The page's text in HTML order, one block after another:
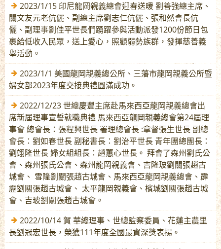
2023/1/15 印尼龍岡親義總會迎春送暖 劉善強總主席、
關文友元老伉儷、副總主席劉志仁伉儷、張和然會長伉
儷、副理事劉佳平世長們踴躍參與活動派發1200份節日包
裹給低收入民眾，送上愛心，照顧弱勢族群，發揮慈善義
舉活動。
2023/1/1 美國龍岡親義總公所、三藩市龍岡親義公所暨
婦女部2023年度交接典禮圓滿成功。
2022/12/23 世總慶豐主席赴馬來西亞龍岡親義總會出
席新屆理事宣誓就職典禮 馬來西亞龍岡親義總會第24屆理
事會 總會長：張程興世長 署理總會長 :拿督張生世長 副總
會長：劉如春世長 副秘書長：劉治平世長 青年團總團長：
劉翊隆世長 婦女組組長：趙蕙心世長。 拜會了森州劉氏公
會、森州張氏公會、森州龍岡親義會、吉隆玻劉關張趙古
城會、 雪隆劉關張趙古城會、馬來西亞龍岡親義總會、霹
靂劉關張趙古城會、 太平龍岡親義會、檳城劉關張趙古城
會、吉玻劉關張趙古城會。
2022/10/14 賀 華總理事、世總監察委員、花蓮主農里
長劉冠宏世長，榮獲111年度全國最資深獎表揚。